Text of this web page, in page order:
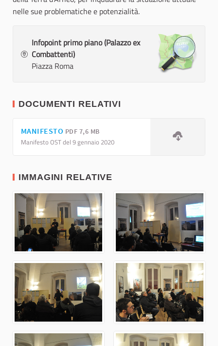
nelle sue problematiche e potenzialità.
Infopoint primo piano (Palazzo ex
Combattenti)
Piazza Roma
DOCUMENTI RELATIVI
MANIFESTO PDF 7,6 MB
Manifesto OST del 9 gennaio 2020
IMMAGINI RELATIVE